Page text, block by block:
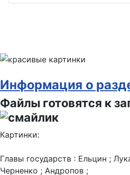
Информация о
Файлы готовятся к
Картинки:
Главы государств : Ельцин ;
Черненко ; Андропов ;